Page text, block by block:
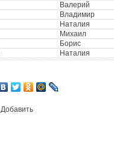
Валерий
Владимир
Наталия
Михаил
Борис
Наталия
Добавить